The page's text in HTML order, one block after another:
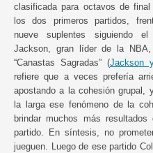
clasificada para octavos de
los dos primeros partidos,
nueve suplentes siguiendo
Jackson, gran líder de la
“Canastas Sagradas” (Jackson
refiere que a veces prefería
apostando a la cohesión grupal,
la larga ese fenómeno de la
brindar muchos más
partido. En síntesis, no
jueguen. Luego de ese partido